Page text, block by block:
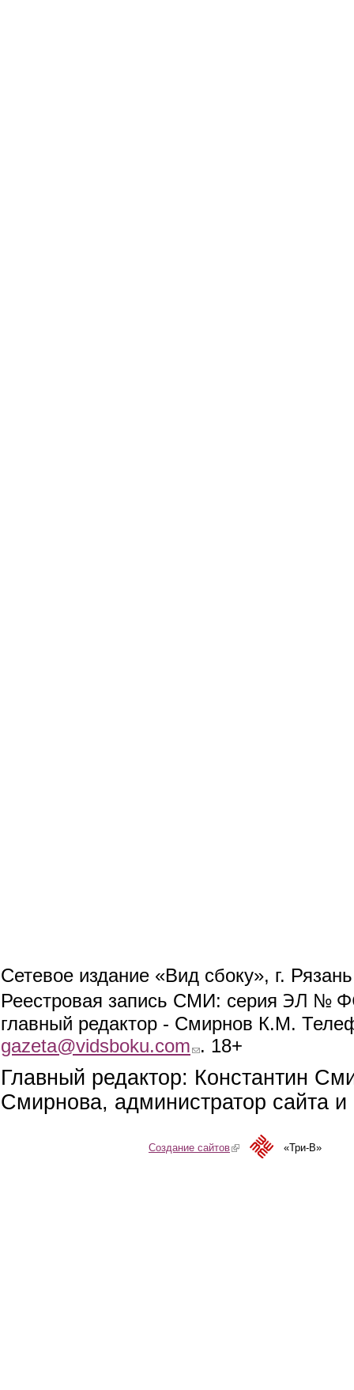
Сетевое издание «Вид сбоку», г.
Реестровая запись СМИ: серия ЭЛ №
главный редактор - Смирнов К.М.
gazeta@vidsboku.com (link sends e-mail)
. 18+
Главный редактор: Константин
Смирнова, администратор сайта
Создание сайтов(link is external)«Три-В»